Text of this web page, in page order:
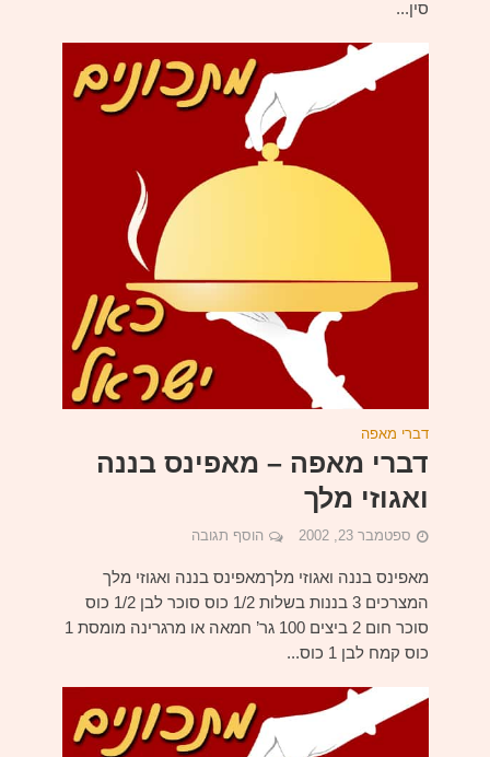
סין...
דברי מאפה
דברי מאפה – מאפינס בננה
ואגוזי מלך
ספטמבר 23, 2002 הוסף תגובה
מאפינס בננה ואגוזי מלךמאפינס בננה ואגוזי מלך
המצרכים 3 בננות בשלות 1/2 כוס סוכר לבן 1/2 כוס
סוכר חום 2 ביצים 100 גר’ חמאה או מרגרינה מומסת 1
כוס קמח לבן 1 כוס...